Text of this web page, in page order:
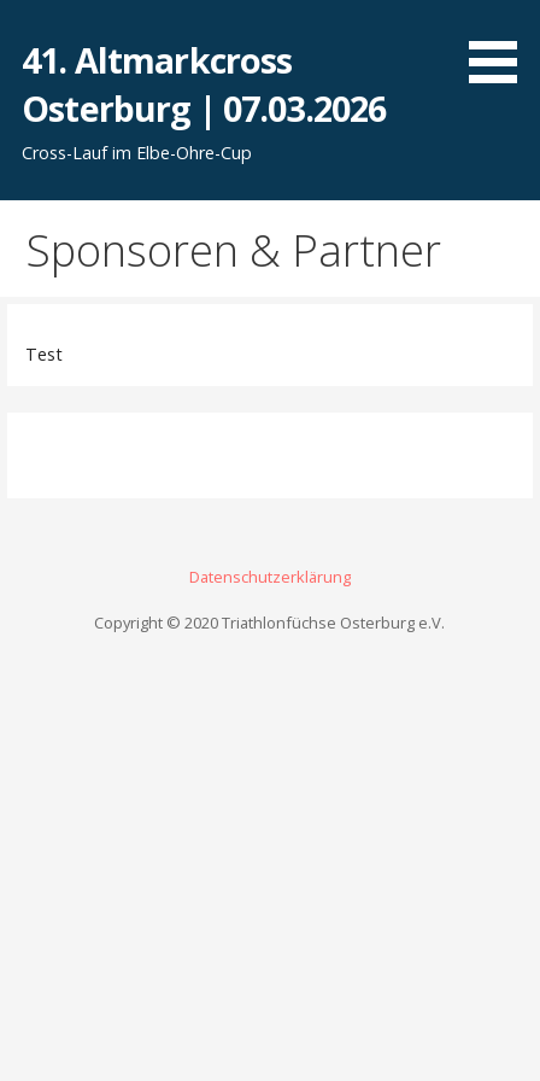
Inhalt
springen
41. Altmarkcross
Osterburg | 07.03.2026
Cross-Lauf im Elbe-Ohre-Cup
Sponsoren & Partner
Test
Datenschutzerklärung
Copyright © 2020 Triathlonfüchse Osterburg e.V.